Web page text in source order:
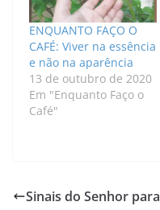
ENQUANTO FAÇO O
CAFÉ: Viver na essência
e não na aparência
13 de outubro de 2020
Em "Enquanto Faço o
Café"
Sinais do Senhor